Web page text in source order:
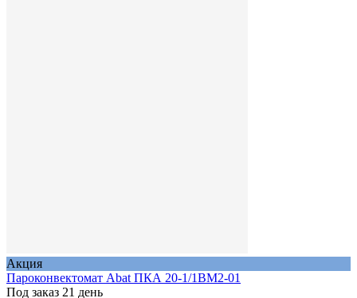
Акция
Пароконвектомат Abat ПКА 20-1/1ВМ2-01
Под заказ 21 день